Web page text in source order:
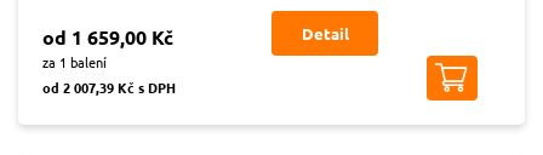
od 1 659,00 Kč
za 1 balení
od 2 007,39 Kč s DPH
Detail